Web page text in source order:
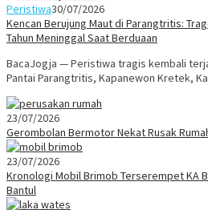
Peristiwa30/07/2026
Kencan Berujung Maut di Parangtritis:
Tahun Meninggal Saat Berduaan
BacaJogja — Peristiwa tragis kembali
Pantai Parangtritis, Kapanewon Kretek,
23/07/2026
Gerombolan Bermotor Nekat Rusak
23/07/2026
Kronologi Mobil Brimob Terserempet KA
Bantul